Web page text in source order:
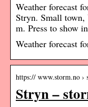
Weather forecast
Stryn. Small town,
m. Press to show
Weather forecast
https:// www.storm.no ›
Stryn –